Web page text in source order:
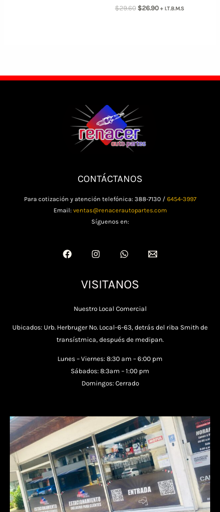
$29.60 El
$26.90El+ I.T.B.M.S
CONTÁCTANOS
Para cotización y atención telefónica: 388-7130 / 6454-3997
Email: ventas@renacerautopartes.com
Síguenos en:
VISITANOS
Nuestro Local Comercial
Ubicados: Urb. Herbruger No. Local-6-63, detrás del riba Smith de
transístmica, después de medipan.
Lunes – Viernes: 8:30 am – 6:00 pm
Sábados: 8:3am – 1:00 pm
Domingos: Cerrado